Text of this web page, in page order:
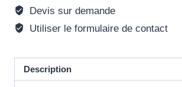
Devis sur demande
Utiliser le formulaire de contact
Description